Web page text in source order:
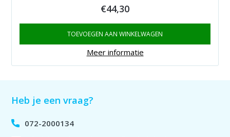
€44,30
TOEVOEGEN AAN WINKELWAGEN
Meer informatie
Heb je een vraag?
072-2000134